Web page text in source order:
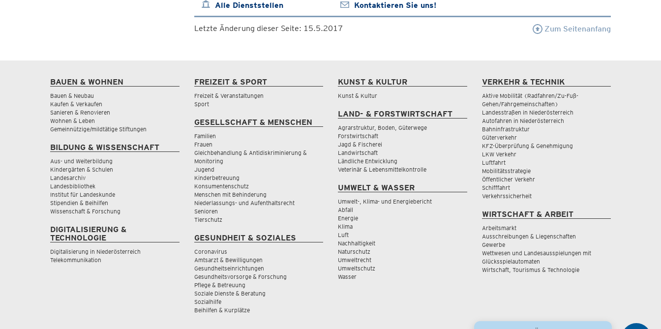
Alle Dienststellen Kontaktieren Sie uns!
Letzte Änderung dieser Seite: 15.5.2017 Zum Seitenanfang
BAUEN & WOHNEN
Bauen & Neubau
Kaufen & Verkaufen
Sanieren & Renovieren
Wohnen & Leben
Gemeinnützige/mildtätige Stiftungen
BILDUNG & WISSENSCHAFT
Aus- und Weiterbildung
Kindergärten & Schulen
Landesarchiv
Landesbibliothek
Institut für Landeskunde
Stipendien & Beihilfen
Wissenschaft & Forschung
DIGITALISIERUNG &
TECHNOLOGIE
Digitalisierung in Niederösterreich
Telekommunikation
FREIZEIT & SPORT
Freizeit & Veranstaltungen
Sport
GESELLSCHAFT & MENSCHEN
Familien
Frauen
Gleichbehandlung & Antidiskriminierung &
Monitoring
Jugend
Kinderbetreuung
Konsumentenschutz
Menschen mit Behinderung
Niederlassungs- und Aufenthaltsrecht
Senioren
Tierschutz
GESUNDHEIT & SOZIALES
Coronavirus
Amtsarzt & Bewilligungen
Gesundheitseinrichtungen
Gesundheitsvorsorge & Forschung
Pflege & Betreuung
Soziale Dienste & Beratung
Sozialhilfe
Beihilfen & Kurplätze
KUNST & KULTUR
Kunst & Kultur
LAND- & FORSTWIRTSCHAFT
Agrarstruktur, Boden, Güterwege
Forstwirtschaft
Jagd & Fischerei
Landwirtschaft
Ländliche Entwicklung
Veterinär & Lebensmittelkontrolle
UMWELT & WASSER
Umwelt-, Klima- und Energiebericht
Abfall
Energie
Klima
Luft
Nachhaltigkeit
Naturschutz
Umweltrecht
Umweltschutz
Wasser
VERKEHR & TECHNIK
Aktive Mobilität (Radfahren/Zu-Fuß-
Gehen/Fahrgemeinschaften)
Landesstraßen in Niederösterreich
Autofahren in Niederösterreich
Bahninfrastruktur
Güterverkehr
KFZ-Überprüfung & Genehmigung
LKW Verkehr
Luftfahrt
Mobilitätsstrategie
Öffentlicher Verkehr
Schifffahrt
Verkehrssicherheit
WIRTSCHAFT & ARBEIT
Arbeitsmarkt
Ausschreibungen & Liegenschaften
Gewerbe
Wettwesen und Landesausspielungen mit
Glücksspielautomaten
Wirtschaft, Tourismus & Technologie